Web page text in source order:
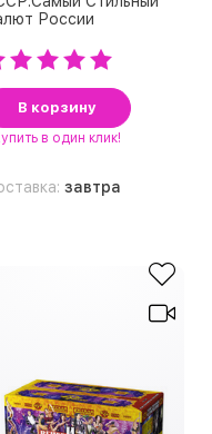
Рoссии
В корзину
в один клик!
завтра